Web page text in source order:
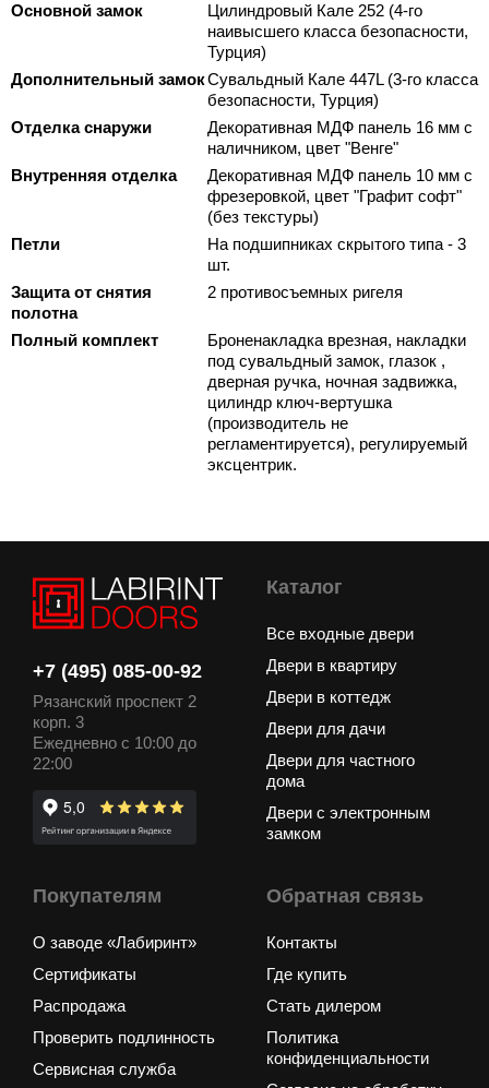
Основной замок
Цилиндровый Кале 252 (4-го
наивысшего класса безопасности,
Турция)
Дополнительный замокСувальдный Кале 447L (3-го класса
безопасности, Турция)
Отделка снаружи
Декоративная МДФ панель 16 мм с
наличником, цвет "Венге"
Внутренняя отделка
Декоративная МДФ панель 10 мм с
фрезеровкой, цвет "Графит софт"
(без текстуры)
Петли
На подшипниках скрытого типа - 3
шт.
Защита от снятия
полотна
2 противосъемных ригеля
Полный комплект
Броненакладка врезная, накладки
под сувальдный замок, глазок ,
дверная ручка, ночная задвижка,
цилиндр ключ-вертушка
(производитель не
регламентируется), регулируемый
эксцентрик.
+7 (495) 085-00-92
Рязанский проспект 2
корп. 3
Ежедневно с 10:00 до
22:00
Каталог
Все входные двери
Двери в квартиру
Двери в коттедж
Двери для дачи
Двери для частного
дома
Двери с электронным
замком
Покупателям
О заводе «Лабиринт»
Сертификаты
Распродажа
Проверить подлинность
Сервисная служба
Обратная связь
Контакты
Где купить
Стать дилером
Политика
конфиденциальности